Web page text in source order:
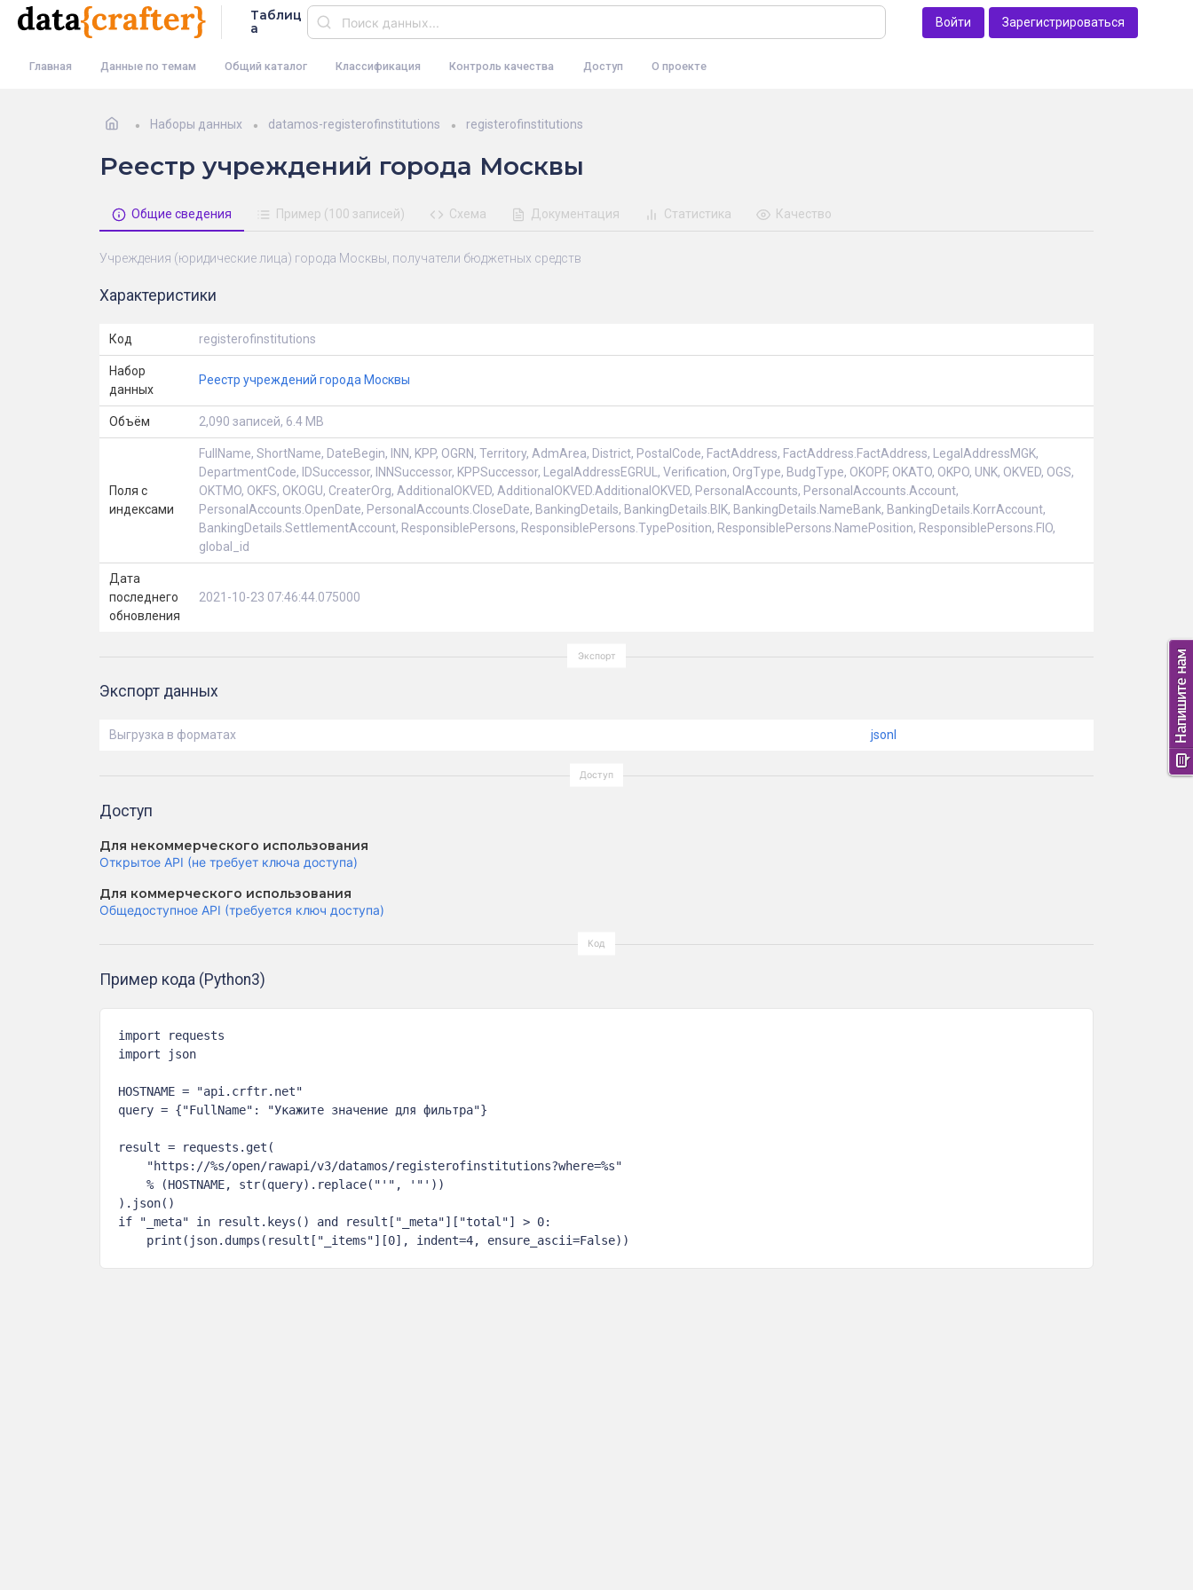
Таблиц
а
Войти Зарегистрироваться
Главная Данные по темам Общий каталог Классификация Контроль качества Доступ О проекте
Наборы данных datamos-registerofinstitutions registerofinstitutions
Реестр учреждений города Москвы
Общие сведения Пример (100 записей) Схема Документация Статистика Качество
Учреждения (юридические лица) города Москвы, получатели бюджетных средств
Характеристики
Код registerofinstitutions
Набор
данных
Реестр учреждений города Москвы
Объём 2,090 записей, 6.4 MB
Поля с
индексами
FullName, ShortName, DateBegin, INN, KPP, OGRN, Territory, AdmArea, District, PostalCode, FactAddress, FactAddress.FactAddress, LegalAddressMGK,
DepartmentCode, IDSuccessor, INNSuccessor, KPPSuccessor, LegalAddressEGRUL, Verification, OrgType, BudgType, OKOPF, OKATO, OKPO, UNK, OKVED, OGS,
OKTMO, OKFS, OKOGU, CreaterOrg, AdditionalOKVED, AdditionalOKVED.AdditionalOKVED, PersonalAccounts, PersonalAccounts.Account,
PersonalAccounts.OpenDate, PersonalAccounts.CloseDate, BankingDetails, BankingDetails.BIK, BankingDetails.NameBank, BankingDetails.KorrAccount,
BankingDetails.SettlementAccount, ResponsiblePersons, ResponsiblePersons.TypePosition, ResponsiblePersons.NamePosition, ResponsiblePersons.FIO,
global_id
Дата
последнего
обновления
2021-10-23 07:46:44.075000
Экспорт данных
Выгрузка в форматах jsonl
Доступ
Для некоммерческого использования
Открытое API (не требует ключа доступа)
Для коммерческого использования
Общедоступное API (требуется ключ доступа)
Пример кода (Python3)
import requests
import json
HOSTNAME = "api.crftr.net"
query = {"FullName": "Укажите значение для фильтра"}
result = requests.get(
    "https://%s/open/rawapi/v3/datamos/registerofinstitutions?where=%s"
    % (HOSTNAME, str(query).replace("'", '"'))
).json()
if "_meta" in result.keys() and result["_meta"]["total"] > 0:
    print(json.dumps(result["_items"][0], indent=4, ensure_ascii=False))